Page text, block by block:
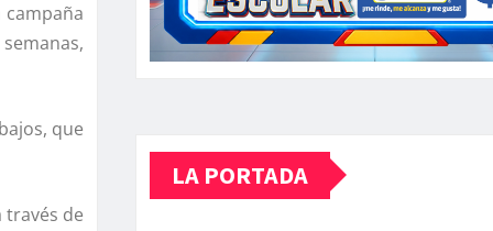
que
de
LA PORTADA